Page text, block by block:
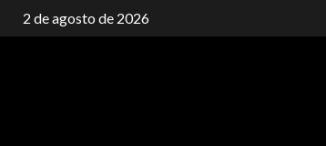
Saltar
al
2 de agosto de 2026